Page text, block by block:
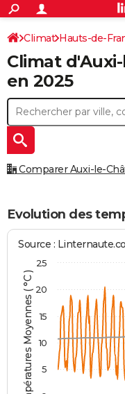
ACTUALITÉS
Politique
Société
Faits Divers
Education
Monde
Villes
+
SPORT
Coupe du monde 2026
Football
Tennis
Cyclisme
Rugby
Forum
Programme TV
TNT
Streaming
Cinéma
Sorties cinéma
Musique
+
FINANCE
Retraite
Impôts
Epargne
Immobilier
Risques naturels par ville
Banque
Assurance
Crédit
AUTO
Essais
Réserver un essai
Citadines
Berlines
SUV
Forum auto
+
HIGH-TECH
Forum
Aménagement intérieur
Extérieur
Cuisine
Salle de bains
Jardinage
Rangement
+WEEK-END
Guides de France
Escapades
Patrimoine
Expositions
Musées
Week-end nature
LIFESTYLE
Art de vivre
Bien-être
Loisirs
Modes de vie
SANTE
Alimentation
Guide de la santé
Maladies
Médicaments
Sommeil
VOYAGE
Destinations
City break
Voyage nature
Voyage de noces
Forum
Climat
PHOTO
GUIDES D'ACHAT
BONS PLANS
Climat Hauts-de-
Climat d'
en 2025
Comparer Auxi-le-
Evolution des
Températures Moyennes ( °C )
Source :
5
10
15
20
25